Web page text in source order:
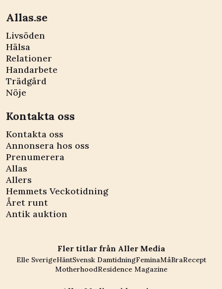
Allas.se
Livsöden
Hälsa
Relationer
Handarbete
Trädgård
Nöje
Kontakta oss
Kontakta oss
Annonsera hos oss
Prenumerera
Allas
Allers
Hemmets Veckotidning
Året runt
Antik auktion
Fler titlar från Aller Media
Elle SverigeHäntSvensk DamtidningFeminaMåBraRecept
MotherhoodResidence Magazine